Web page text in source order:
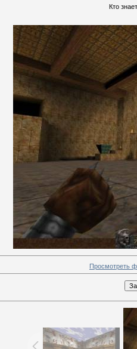
Кто
Просмотреть